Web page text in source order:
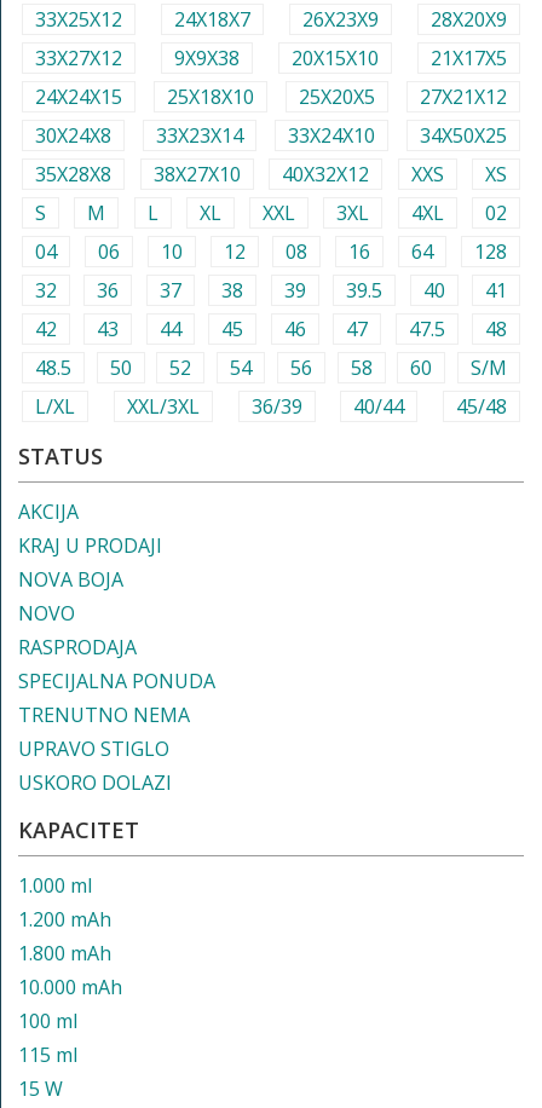
33X25X12 24X18X7 26X23X9
28X20X9
33X27X12
9X9X38 20X15X10
21X17X5
24X24X15
25X18X10 25X20X5
27X21X12
30X24X8
33X23X14 33X24X10
34X50X25
35X28X8
38X27X10 40X32X12 XXS
XS
S
M L XL XXL 3XL 4XL
02
04
06 10 12 08 16 64
128
32
36 37 38 39 39.5 40
41
42
43 44 45 46 47 47.5
48
48.5
50 52 54 56 58 60
S/M
L/XL
XXL/3XL 36/39 40/44 45/48
STATUS
AKCIJA
KRAJ U PRODAJI
NOVA BOJA
NOVO
RASPRODAJA
SPECIJALNA PONUDA
TRENUTNO NEMA
UPRAVO STIGLO
USKORO DOLAZI
KAPACITET
1.000 ml
1.200 mAh
1.800 mAh
10.000 mAh
100 ml
115 ml
15 W